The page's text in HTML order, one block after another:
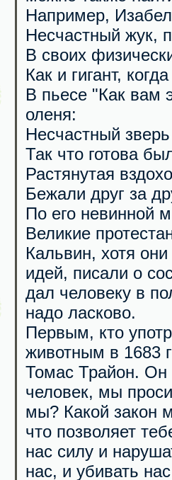
Например,
Несчастный жук,
В своих
Как и гигант,
В пьесе "Как вам
оленя:
Несчастный
Так что готова
Растянутая
Бежали друг за
По его невинной
Великие
Кальвин, хотя
идей, писали о
дал человеку в
надо ласково.
Первым, кто
животным в 1683
Томас Трайон. Он
человек, мы
мы? Какой закон
что позволяет
нас силу и
нас, и убивать